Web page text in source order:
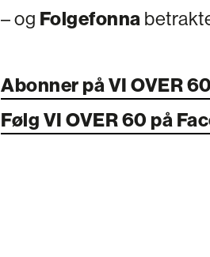
– og Folgefonna
Abonner på VI OVER 60
Følg VI OVER 60 på